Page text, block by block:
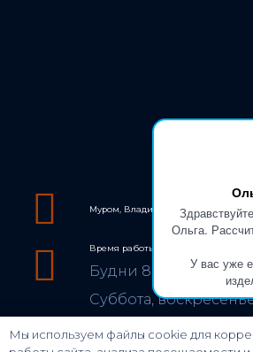
Ольга.
У вас уже
Муром, Владимирское шоссе, 15г
Время работы
Будни 8:00 — 17:00
Суббота,
выходные дни
Мы используем файлы cookie для